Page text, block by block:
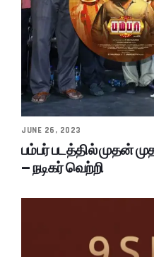
JUNE 26, 2023
பம்பர் படத்தில் முதன்
– நடிகர் வெற்றி